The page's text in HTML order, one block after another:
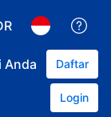
Anda Daftar
Login